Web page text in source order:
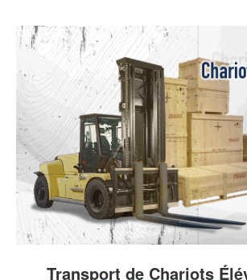
Transport de Chariots